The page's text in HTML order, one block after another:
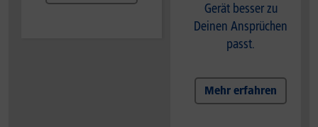
Gerät besser zu
Deinen Ansprüchen
passt.
Mehr erfahren